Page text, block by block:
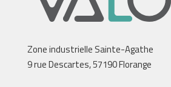
Zone industrielle Sainte-Agathe
9 rue Descartes, 57190 Florange